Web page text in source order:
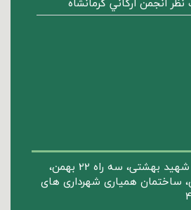
آدرس: کرمانشاه-بلوار شهید بهشتی، سه راه 22 بهمن،
ساختمان همیاری شهرداری های